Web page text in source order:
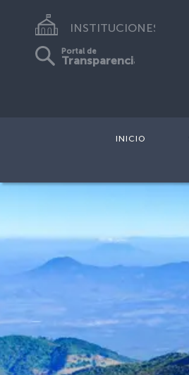
INSTITUCIONES
Portal de
Transparencia
INICIO